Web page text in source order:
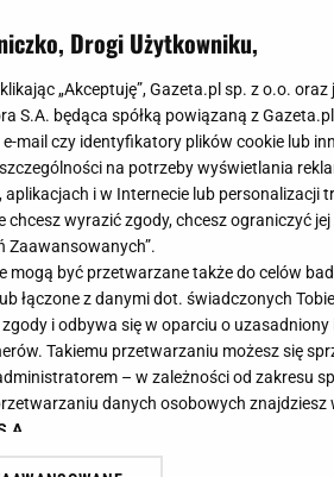
Drogi Użytkowniku,
„Akceptuję”, Gazeta.pl sp. z o.o.
S.A. będąca spółką powiązaną z
e-mail czy identyfikatory plików cookie lub
na potrzeby wyświetlania
i w Internecie lub personalizacji
chcesz wyrazić zgody, chcesz ograniczyć
Zaawansowanych”.
mogą być przetwarzane także do celów
łączone z danymi dot. świadczonych
i odbywa się w oparciu o
Takiemu przetwarzaniu możesz się
– w zależności od zakresu
danych osobowych znajdziesz